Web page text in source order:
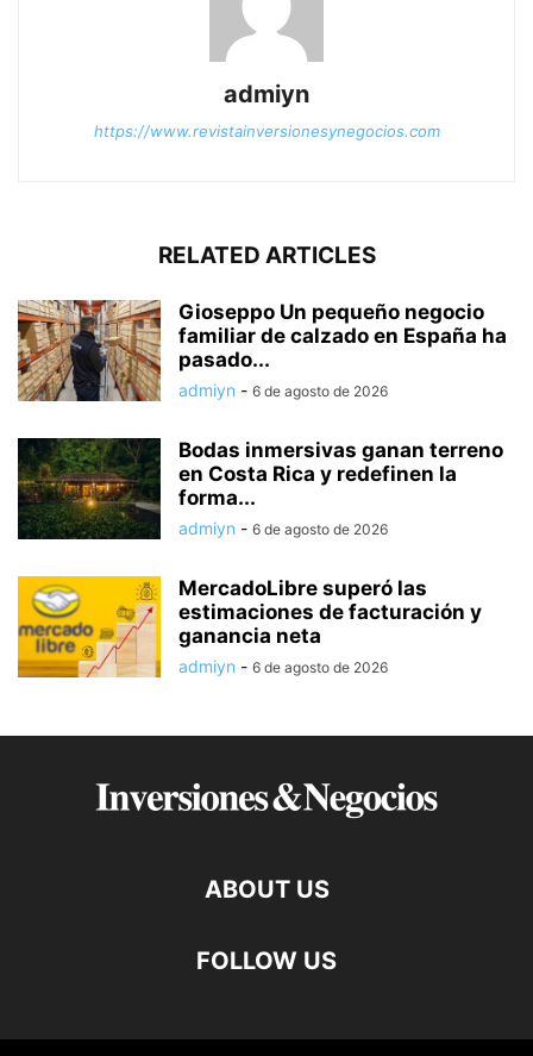
admiyn
https://www.revistainversionesynegocios.com
RELATED ARTICLES
Gioseppo Un pequeño negocio
familiar de calzado en España ha
pasado...
admiyn - 6 de agosto de 2026
Bodas inmersivas ganan terreno
en Costa Rica y redefinen la
forma...
admiyn - 6 de agosto de 2026
MercadoLibre superó las
estimaciones de facturación y
ganancia neta
admiyn - 6 de agosto de 2026
ABOUT US
FOLLOW US